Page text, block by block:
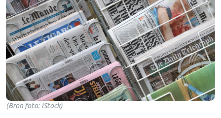
(Bron foto: iStock)